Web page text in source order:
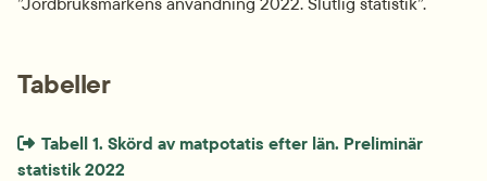
Tabeller
Extern länk som öppnas i nytt fönster eller ny flik.
Tabell 1. Skörd av matpotatis efter län. Preliminär
statistik 2022